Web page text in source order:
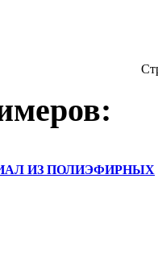
ИЗ ПОЛИЭФИРНЫХ